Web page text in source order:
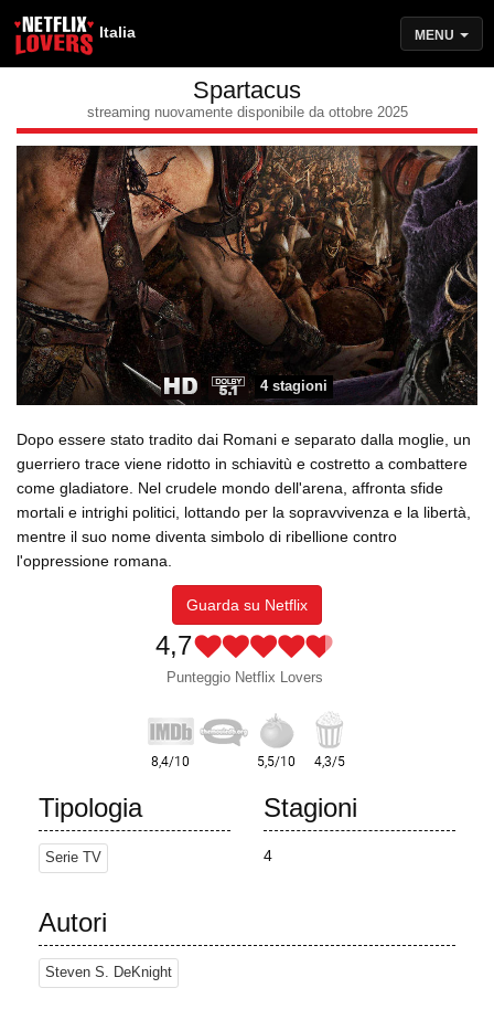
Italia MENU
Spartacus
streaming nuovamente disponibile da ottobre 2025
4 stagioni
Dopo essere stato tradito dai Romani e separato dalla moglie, un
guerriero trace viene ridotto in schiavitù e costretto a combattere
come gladiatore. Nel crudele mondo dell'arena, affronta sfide
mortali e intrighi politici, lottando per la sopravvivenza e la libertà,
mentre il suo nome diventa simbolo di ribellione contro
l'oppressione romana.
Guarda su Netflix
4,7
Punteggio Netflix Lovers
Tipologia
Serie TV
Stagioni
4
Autori
Steven S. DeKnight